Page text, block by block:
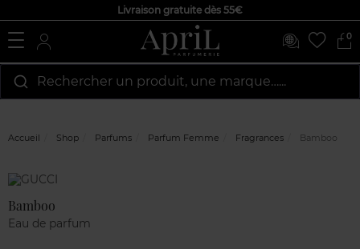
Livraison gratuite dès 55€
0
Rechercher un produit, une marque…...
Accueil Shop Parfums Parfum Femme Fragrances Bamboo
Marque
Bamboo
Eau de parfum